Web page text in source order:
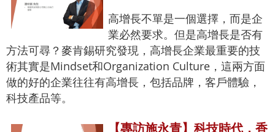
高增長不單是一個選擇，而是企
業必然要求。但是高增長是否有
方法可尋？麥肯錫研究發現，高增長企業最重要的技
術其實是Mindset和Organization Culture，這兩方面
做的好的企業往往有高增長，包括品牌，客戶體驗，
科技產品等。
【專訪施永青】科技時代，香